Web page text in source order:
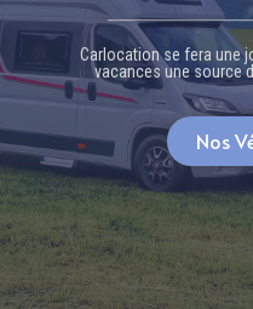
Carlocation se fera une
vacances une source
Nos